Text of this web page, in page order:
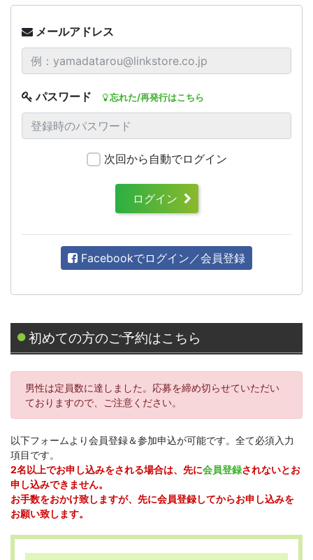
メールアドレス
パスワード 忘れた/再発行はこちら
次回から自動でログイン
ログイン
Facebookでログイン／会員登録
初めての方のご予約はこちら
男性は定員数に達しました。応募を締め切らせていただい
ておりますので、ご注意ください。
以下フォームより会員登録＆参加申込が可能です。全て必須入力
項目です。
2名以上でお申し込みをされる場合は、先に会員登録されないとお
申し込みできません。
お手数をおかけ致しますが、先に会員登録してからお申し込みを
お願い致します。